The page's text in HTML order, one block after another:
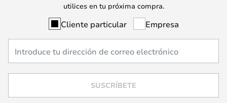
utilices en tu próxima compra.
Cliente particular Empresa
SUSCRÍBETE